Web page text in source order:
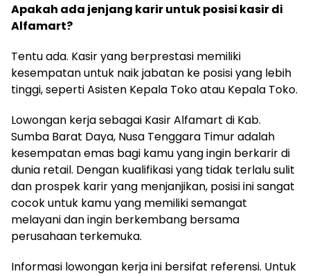
Apakah ada jenjang karir untuk posisi kasir di
Alfamart?
Tentu ada. Kasir yang berprestasi memiliki
kesempatan untuk naik jabatan ke posisi yang lebih
tinggi, seperti Asisten Kepala Toko atau Kepala Toko.
Lowongan kerja sebagai Kasir Alfamart di Kab.
Sumba Barat Daya, Nusa Tenggara Timur adalah
kesempatan emas bagi kamu yang ingin berkarir di
dunia retail. Dengan kualifikasi yang tidak terlalu sulit
dan prospek karir yang menjanjikan, posisi ini sangat
cocok untuk kamu yang memiliki semangat
melayani dan ingin berkembang bersama
perusahaan terkemuka.
Informasi lowongan kerja ini bersifat referensi. Untuk